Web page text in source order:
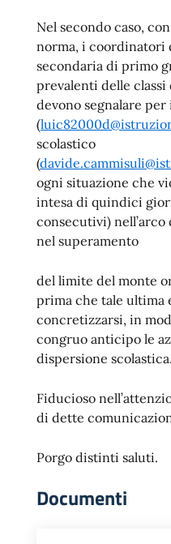
Nel secondo caso,
norma, i coordinatori
secondaria di primo
prevalenti delle classi
devono segnalare
(
scolastico
(
ogni situazione che
intesa di quindici
consecutivi)
nel superamento
del limite del monte
prima che tale ultima
concretizzarsi, in
congruo anticipo le
dispersione scolastica.
Fiducioso
di dette
Porgo distinti saluti.
Documenti